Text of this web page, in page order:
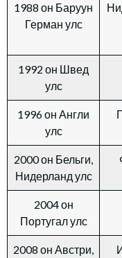
1988 он Баруун
Герман улс
1992 он Швед
улс
1996 он Англи
улс
2000 он Бельги,
Нидерланд улс
2004 он
Португал улс
2008 он Австри,